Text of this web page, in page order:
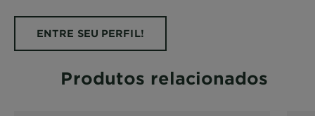
ENTRE SEU PERFIL!
Produtos relacionados